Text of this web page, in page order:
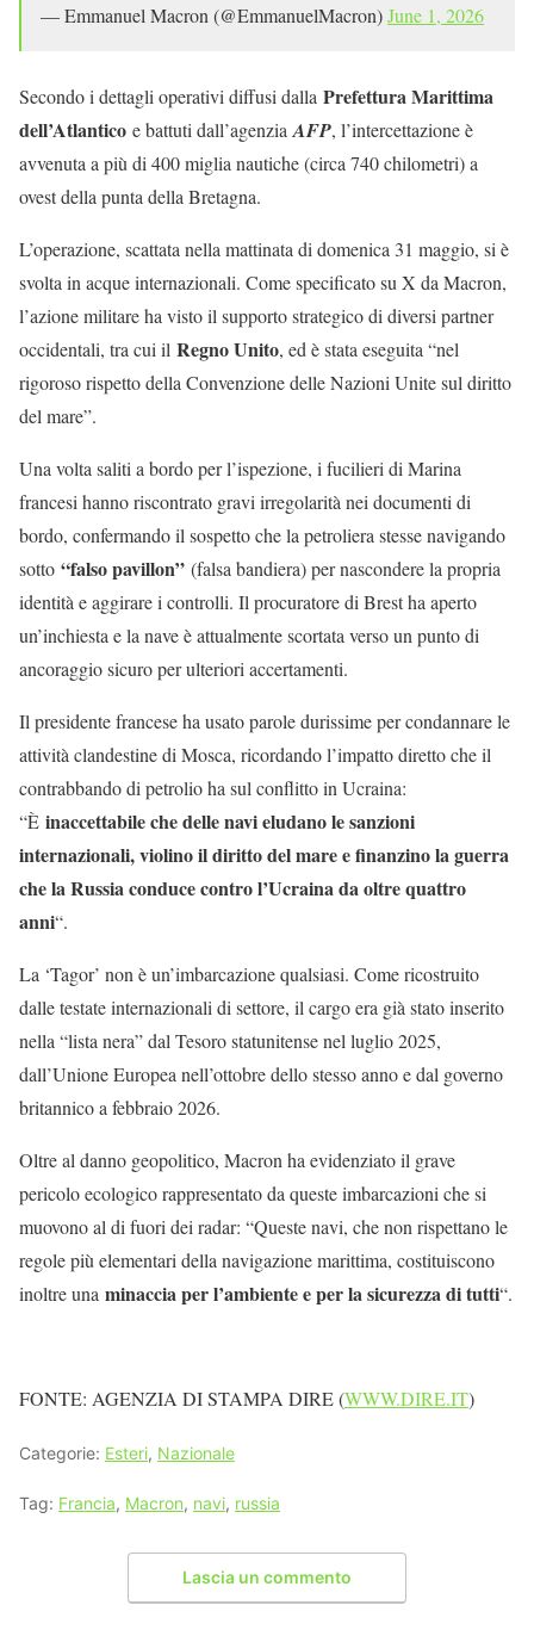
— Emmanuel Macron (@EmmanuelMacron)June 1, 2026
Secondo i dettagli operativi diffusi dalla Prefettura Marittima
dell’Atlantico e battuti dall’agenzia AFP, l’intercettazione è
avvenuta a più di 400 miglia nautiche (circa 740 chilometri) a
ovest della punta della Bretagna.
L’operazione, scattata nella mattinata di domenica 31 maggio, si è
svolta in acque internazionali. Come specificato su X da Macron,
l’azione militare ha visto il supporto strategico di diversi partner
occidentali, tra cui il Regno Unito, ed è stata eseguita “nel
rigoroso rispetto della Convenzione delle Nazioni Unite sul diritto
del mare”.
Una volta saliti a bordo per l’ispezione, i fucilieri di Marina
francesi hanno riscontrato gravi irregolarità nei documenti di
bordo, confermando il sospetto che la petroliera stesse navigando
sotto “falso pavillon” (falsa bandiera) per nascondere la propria
identità e aggirare i controlli. Il procuratore di Brest ha aperto
un’inchiesta e la nave è attualmente scortata verso un punto di
ancoraggio sicuro per ulteriori accertamenti.
Il presidente francese ha usato parole durissime per condannare le
attività clandestine di Mosca, ricordando l’impatto diretto che il
contrabbando di petrolio ha sul conflitto in Ucraina:
“È inaccettabile che delle navi eludano le sanzioni
internazionali, violino il diritto del mare e finanzino la guerra
che la Russia conduce contro l’Ucraina da oltre quattro
anni“.
La ‘Tagor’ non è un’imbarcazione qualsiasi. Come ricostruito
dalle testate internazionali di settore, il cargo era già stato inserito
nella “lista nera” dal Tesoro statunitense nel luglio 2025,
dall’Unione Europea nell’ottobre dello stesso anno e dal governo
britannico a febbraio 2026.
Oltre al danno geopolitico, Macron ha evidenziato il grave
pericolo ecologico rappresentato da queste imbarcazioni che si
muovono al di fuori dei radar: “Queste navi, che non rispettano le
regole più elementari della navigazione marittima, costituiscono
inoltre una minaccia per l’ambiente e per la sicurezza di tutti“.
FONTE: AGENZIA DI STAMPA DIRE (WWW.DIRE.IT)
Categorie: Esteri, Nazionale
Tag: Francia, Macron, navi, russia
Lascia un commento